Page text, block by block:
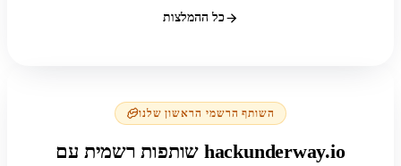
כל ההמלצות
השותף הרשמי הראשון שלנו
שותפות רשמית עם hackunderway.io